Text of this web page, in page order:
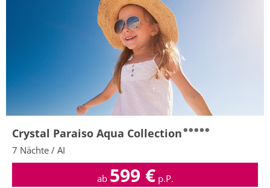
Crystal Paraiso Aqua Collection
7 Nächte / AI
ab 599 € p.P.